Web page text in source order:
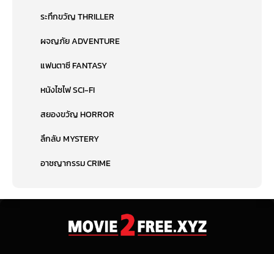
ระทึกขวัญ THRILLER
ผจญภัย ADVENTURE
แฟนตาซี FANTASY
หนังไซไฟ SCI-FI
สยองขวัญ HORROR
ลึกลับ MYSTERY
อาชญากรรม CRIME